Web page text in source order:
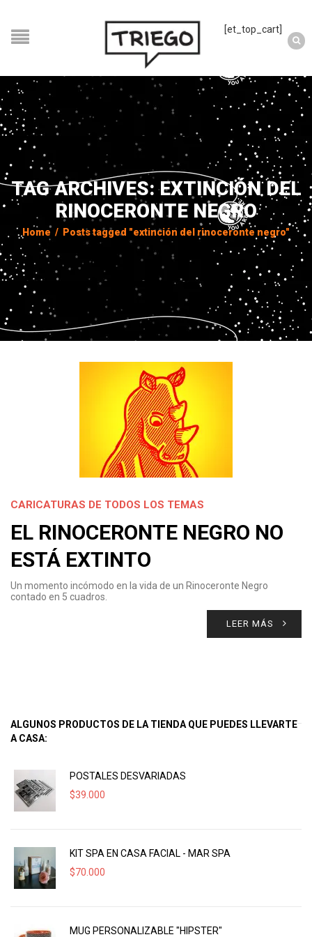
[et_top_cart]
TAG ARCHIVES: EXTINCIÓN DEL
RINOCERONTE NEGRO
Home / Posts tagged "extinción del rinoceronte negro"
CARICATURAS DE TODOS LOS TEMAS
EL RINOCERONTE NEGRO NO
ESTÁ EXTINTO
Un momento incómodo en la vida de un Rinoceronte Negro
contado en 5 cuadros.
LEER MÁS
ALGUNOS PRODUCTOS DE LA TIENDA QUE PUEDES LLEVARTE
A CASA:
POSTALES DESVARIADAS
$39.000
KIT SPA EN CASA FACIAL - MAR SPA
$70.000
MUG PERSONALIZABLE "HIPSTER"